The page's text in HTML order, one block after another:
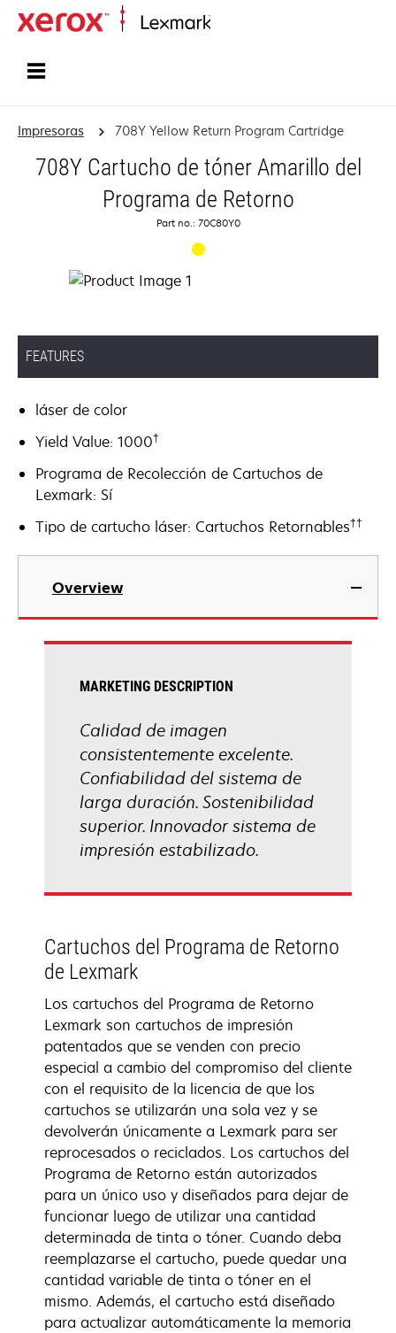
Impresoras 708Y Yellow Return Program Cartridge
708Y Cartucho de tóner Amarillo del
Programa de Retorno
Part no.: 70C80Y0
FEATURES
láser de color
Yield Value: 1000†
Programa de Recolección de Cartuchos de
Lexmark: Sí
Tipo de cartucho láser: Cartuchos Retornables††
Overview
MARKETING DESCRIPTION
Calidad de imagen
consistentemente excelente.
Confiabilidad del sistema de
larga duración. Sostenibilidad
superior. Innovador sistema de
impresión estabilizado.
Cartuchos del Programa de Retorno
de Lexmark
Los cartuchos del Programa de Retorno
Lexmark son cartuchos de impresión
patentados que se venden con precio
especial a cambio del compromiso del cliente
con el requisito de la licencia de que los
cartuchos se utilizarán una sola vez y se
devolverán únicamente a Lexmark para ser
reprocesados o reciclados. Los cartuchos del
Programa de Retorno están autorizados
para un único uso y diseñados para dejar de
funcionar luego de utilizar una cantidad
determinada de tinta o tóner. Cuando deba
reemplazarse el cartucho, puede quedar una
cantidad variable de tinta o tóner en el
mismo. Además, el cartucho está diseñado
para actualizar automáticamente la memoria